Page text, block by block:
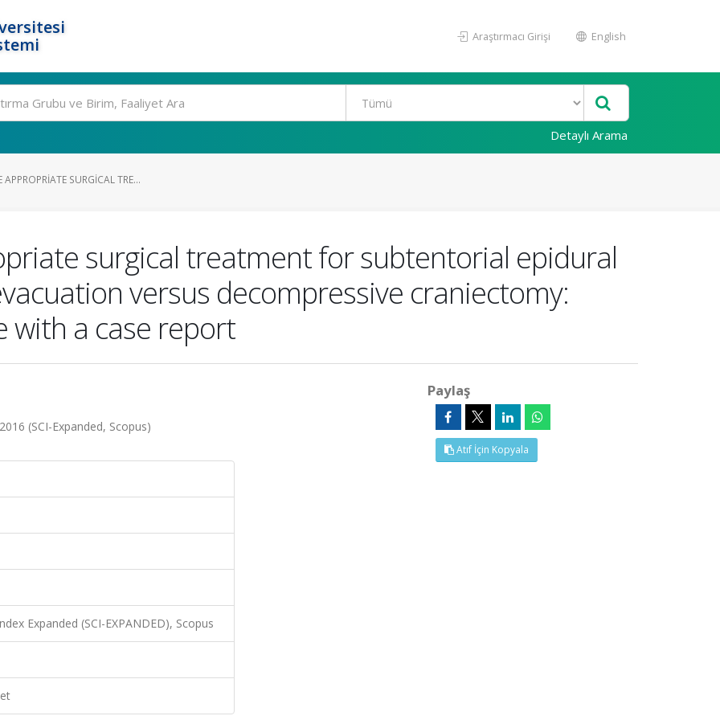
Araştırmacı Girişi English
Detaylı Arama
SURGICAL TRE...
surgical treatment for subtentorial epidural
versus decompressive craniectomy:
with a case report
(SCI-Expanded, Scopus)
Expanded (SCI-EXPANDED), Scopus
Paylaş
Atıf İçin Kopyala